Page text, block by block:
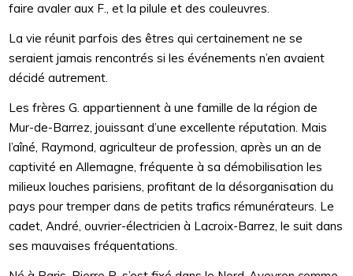
faire avaler aux F., et la pilule et des couleuvres.
La vie réunit parfois des êtres qui certainement ne se
seraient jamais rencontrés si les événements n’en avaient
décidé autrement.
Les frères G. appartiennent à une famille de la région de
Mur-de-Barrez, jouissant d’une excellente réputation. Mais
l’aîné, Raymond, agriculteur de profession, après un an de
captivité en Allemagne, fréquente à sa démobilisation les
milieux louches parisiens, profitant de la désorganisation du
pays pour tremper dans de petits trafics rémunérateurs. Le
cadet, André, ouvrier-électricien à Lacroix-Barrez, le suit dans
ses mauvaises fréquentations.